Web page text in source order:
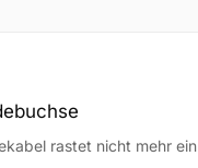
rastet nicht mehr ein